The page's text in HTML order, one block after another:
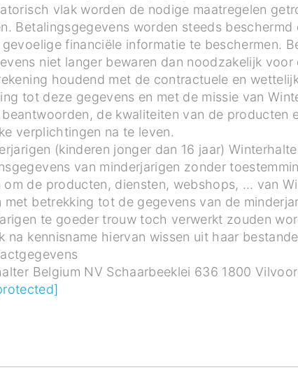
vlak worden de nodige maatregelen
Betalingsgegevens worden steeds
financiële informatie te beschermen.
niet langer bewaren dan noodzakelijk voor
houdend met de contractuele en
tot deze gegevens en met de missie van
beantwoorden, de kwaliteiten van de producten
verplichtingen na te leven.
(kinderen jonger dan 16 jaar)
van minderjarigen zonder
om de producten, diensten, webshops, … van
met betrekking tot de gegevens van de
te goeder trouw toch verwerkt zouden
na kennisname hiervan wissen uit haar
Belgium NV Schaarbeeklei 636 1800